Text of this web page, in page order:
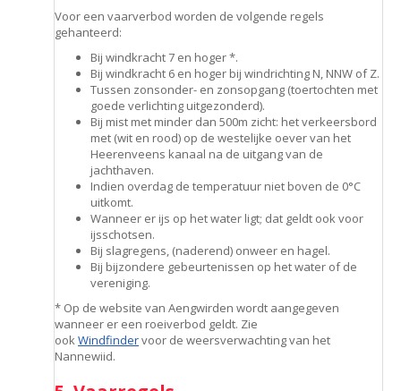
Voor een vaarverbod worden de volgende regels
gehanteerd:
Bij windkracht 7 en hoger *.
Bij windkracht 6 en hoger bij windrichting N, NNW of Z.
Tussen zonsonder- en zonsopgang (toertochten met
goede verlichting uitgezonderd).
Bij mist met minder dan 500m zicht: het verkeersbord
met (wit en rood) op de westelijke oever van het
Heerenveens kanaal na de uitgang van de
jachthaven.
Indien overdag de temperatuur niet boven de 0°C
uitkomt.
Wanneer er ijs op het water ligt; dat geldt ook voor
ijsschotsen.
Bij slagregens, (naderend) onweer en hagel.
Bij bijzondere gebeurtenissen op het water of de
vereniging.
* Op de website van Aengwirden wordt aangegeven
wanneer er een roeiverbod geldt. Zie
ookWindfindervoor de weersverwachting van het
Nannewiid.